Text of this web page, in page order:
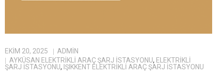
EKIM 20, 2025
ADMIN
AYKÜSAN ELEKTRIKLI ARAÇ ŞARJ İSTASYONU, ELEKTRIKLI
ŞARJ İSTASYONU, IŞIKKENT ELEKTRIKLI ARAÇ ŞARJ İSTASYONU